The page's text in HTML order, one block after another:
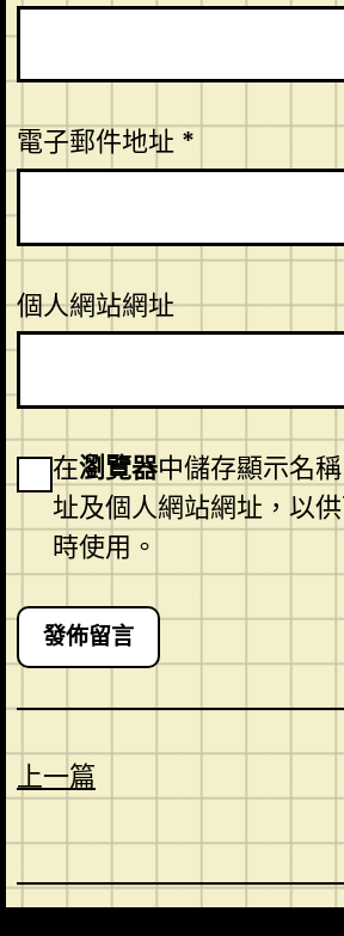
電子郵件地址 *
個人網站網址
在瀏覽器中儲存顯示名
址及個人網站網址，以
時使用。
上一篇